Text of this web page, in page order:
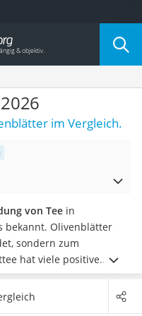
im Vergleich.
von Tee in
bekannt. Olivenblätter
sondern zum
hat viele positive
Brombeerblätter sind
viele positive